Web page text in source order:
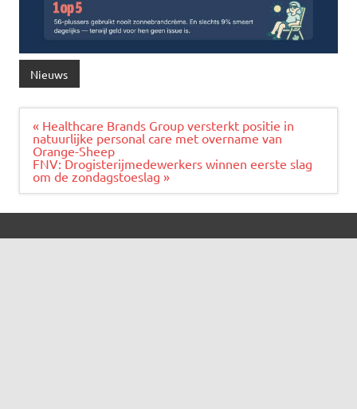
Nieuws
Bericht
navigatie
« Healthcare Brands Group versterkt positie in
natuurlijke personal care met overname van
Orange-Sheep
FNV: Drogisterijmedewerkers winnen eerste slag
om de zondagstoeslag »